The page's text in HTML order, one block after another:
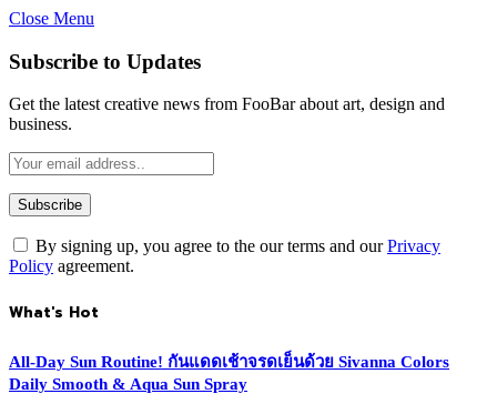
Close Menu
Subscribe to Updates
Get the latest creative news from FooBar about art, design and
business.
By signing up, you agree to the our terms and ourPrivacy
Policy agreement.
What's Hot
All-Day Sun Routine! กันแดดเช้าจรดเย็นด้วย Sivanna Colors
Daily Smooth & Aqua Sun Spray